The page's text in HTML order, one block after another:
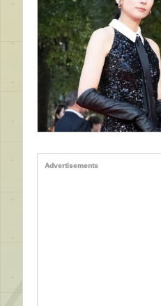
Advertisements